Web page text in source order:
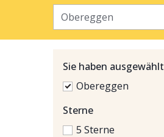
Sie haben ausgewählt
Obereggen
Sterne
5 Sterne